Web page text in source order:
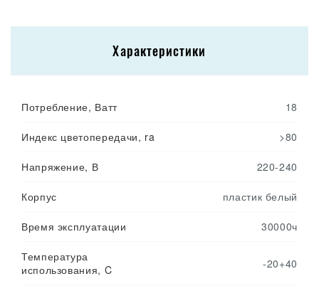
Характеристики
Потребление, Ватт 18
Индекс цветопередачи, ra >80
Напряжение, В 220-240
Корпус пластик белый
Время эксплуатации 30000ч
Температура
использования, C
-20+40